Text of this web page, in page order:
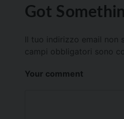
Got
Il tuo indirizzo email non
campi obbligatori sono
Your comment